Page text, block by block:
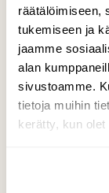
räätälöimiseen,
tukemiseen ja
jaamme
alan
sivustoamme.
tietoja muihin
kerätty, kun
Lumi